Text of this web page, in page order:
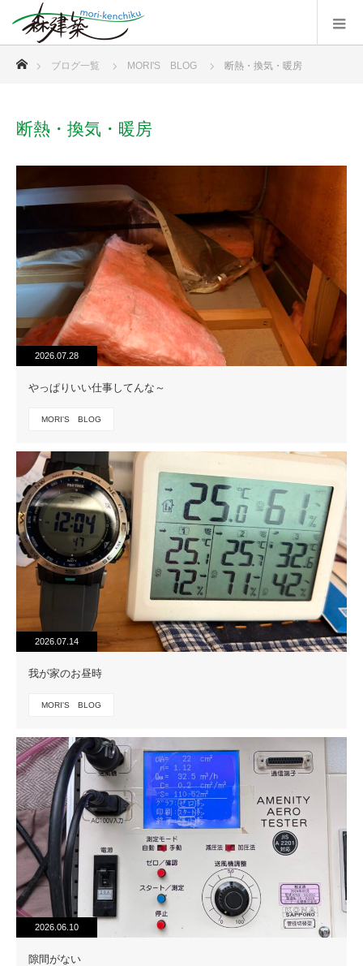
ブログ一覧 MORI'S BLOG 断熱・換気・暖房
断熱・換気・暖房
2026.07.28
やっぱりいい仕事してんな～
MORI'S BLOG
2026.07.14
我が家のお昼時
MORI'S BLOG
2026.06.10
隙間がない